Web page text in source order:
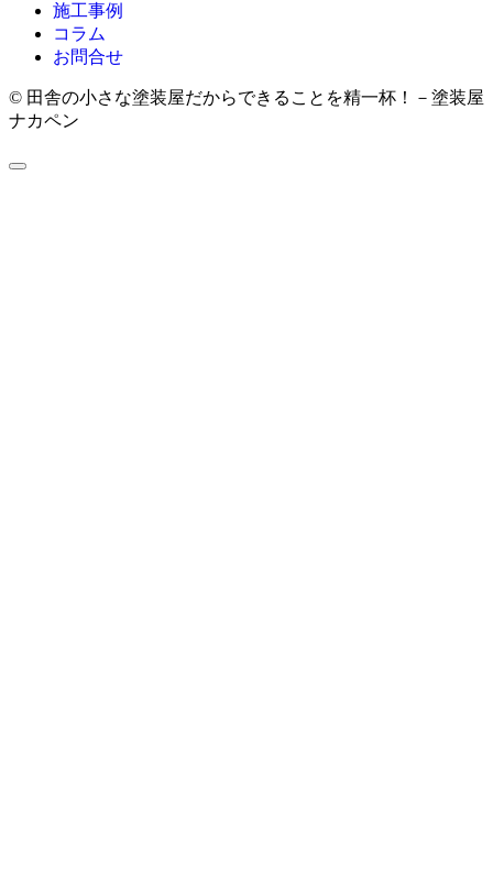
施工事例
コラム
お問合せ
© 田舎の小さな塗装屋だからできることを精一杯！－塗装屋
ナカペン